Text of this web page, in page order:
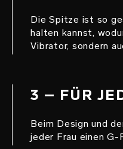
Die Spitze ist so
halten kannst,
Vibrator, sondern
3 – FÜR
Beim Design und
jeder Frau einen G-